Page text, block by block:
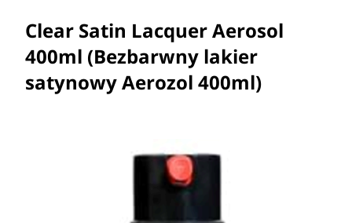
Clear Satin Lacquer Aerosol
400ml (Bezbarwny lakier
satynowy Aerozol 400ml)